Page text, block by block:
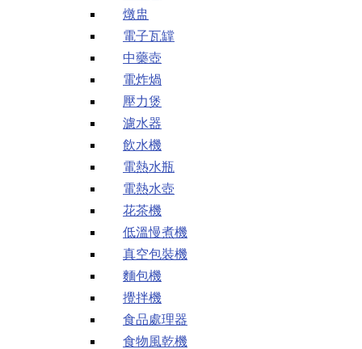
燉盅
電子瓦罉
中藥壺
電炸煱
壓力煲
濾水器
飲水機
電熱水瓶
電熱水壺
花茶機
低溫慢煮機
真空包裝機
麵包機
攪拌機
食品處理器
食物風乾機